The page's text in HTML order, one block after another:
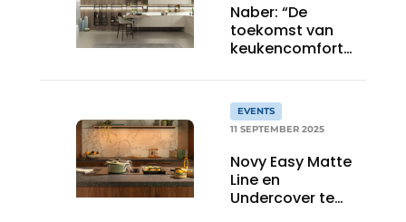
Naber: “De
toekomst van
keukencomfort
EVENTS
11 SEPTEMBER 2025
Novy Easy Matte
Line en
Undercover te